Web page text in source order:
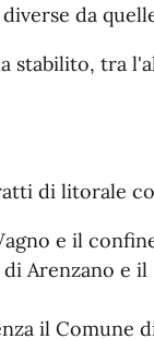
da
stabilito, tra
di litorale
e il
Arenzano e il
il Comune